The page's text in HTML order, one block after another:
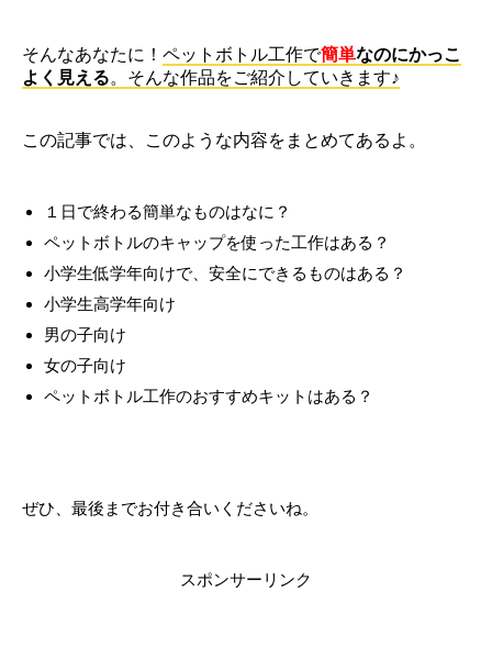
そんなあなたに！ ペットボトル工作で簡単なのにかっこ
よく見える。そんな作品をご紹介していきます♪
この記事では、このような内容をまとめてあるよ。
１日で終わる簡単なものはなに？
ペットボトルのキャップを使った工作はある？
小学生低学年向けで、安全にできるものはある？
小学生高学年向け
男の子向け
女の子向け
ペットボトル工作のおすすめキットはある？
ぜひ、最後までお付き合いくださいね。
スポンサーリンク